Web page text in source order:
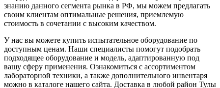
знанию данного сегмента рынка в РФ, мы можем предлагать
своим клиентам оптимальные решения, приемлемую
стоимость в сочетании с высоким качеством.
У нас вы можете купить испытательное оборудование по
доступным ценам. Наши специалисты помогут подобрать
подходящее оборудование и модель, адаптированную под
вашу сферу применения. Ознакомиться с ассортиментом
лабораторной техники, а также дополнительного инвентаря
можно в каталоге нашего сайта. Доставка в любой район Тулы